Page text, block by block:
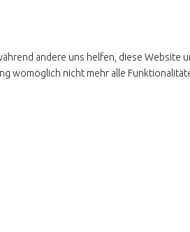
andere uns helfen, diese Website
womöglich nicht mehr alle